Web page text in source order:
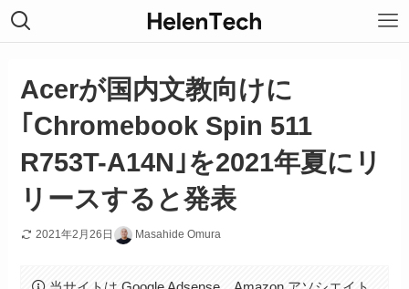
Acerが国内文教向けに
｢Chromebook Spin 511
R753T-A14N｣を2021年夏にリ
リースすると発表
2021年2月26日 Masahide Omura